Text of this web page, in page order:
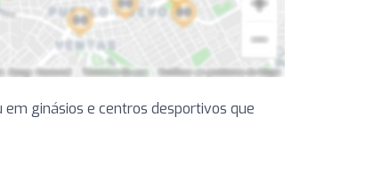
ginásios e centros desportivos que